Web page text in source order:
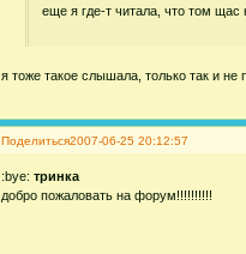
еще я где-т читала, что том щас
я тоже такое слышала, только так и не
Поделиться2007-06-25 20:12:57
:bye:тринка
добро пожаловать на форум!!!!!!!!!!